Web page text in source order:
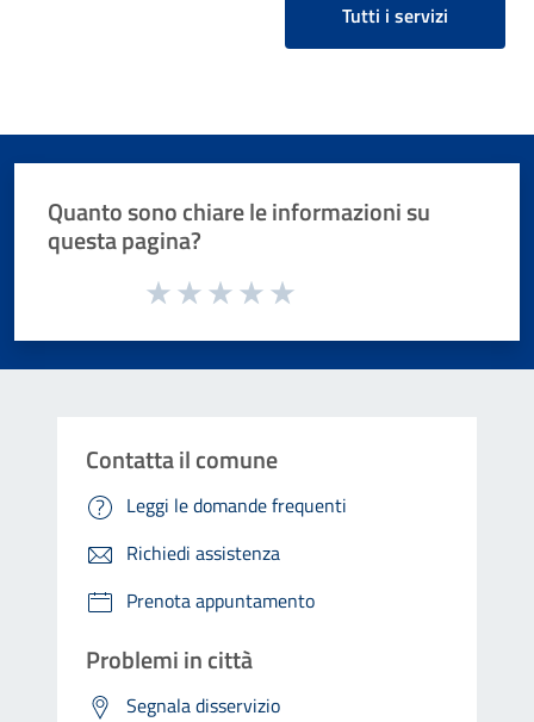
Tutti i servizi
Quanto sono chiare le informazioni su
questa pagina?
Valuta da 1 a 5 stelle la pagina
Contatta il comune
Leggi le domande frequenti
Richiedi assistenza
Prenota appuntamento
Problemi in città
Segnala disservizio